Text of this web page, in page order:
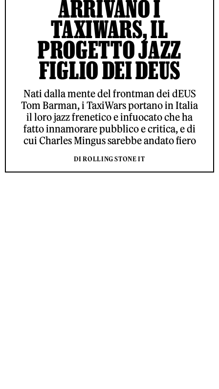
ARRIVANO I
TAXIWARS, IL
PROGETTO JAZZ
FIGLIO DEI DEUS
Nati dalla mente del frontman dei dEUS
Tom Barman, i TaxiWars portano in Italia
il loro jazz frenetico e infuocato che ha
fatto innamorare pubblico e critica, e di
cui Charles Mingus sarebbe andato fiero
DI ROLLING STONE IT